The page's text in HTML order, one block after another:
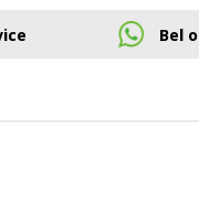
Bel